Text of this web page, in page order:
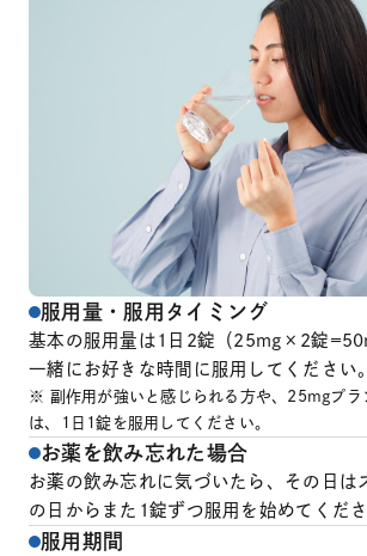
服用量・服用タイミング
基本の服用量は1日2錠（25mg×2錠
一緒にお好きな時間に服用してください。
※ 副作用が強いと感じられる方や、25mgプラ
は、1日1錠を服用してください。
お薬を飲み忘れた場合
お薬の飲み忘れに気づいたら、その日は
の日からまた1錠ずつ服用を始めてくださ
服用期間